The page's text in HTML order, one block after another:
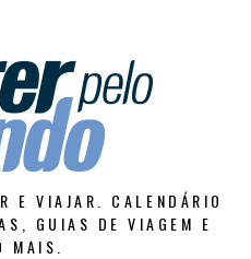
E VIAJAR. CALENDÁRIO
GUIAS DE VIAGEM E
MAIS.